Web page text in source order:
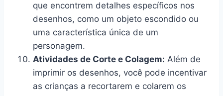
que encontrem detalhes específicos nos
desenhos, como um objeto escondido ou
uma característica única de um
personagem.
Atividades de Corte e Colagem: Além de
imprimir os desenhos, você pode incentivar
as crianças a recortarem e colarem os